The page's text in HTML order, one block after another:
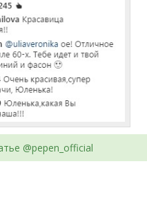
@pepen_official